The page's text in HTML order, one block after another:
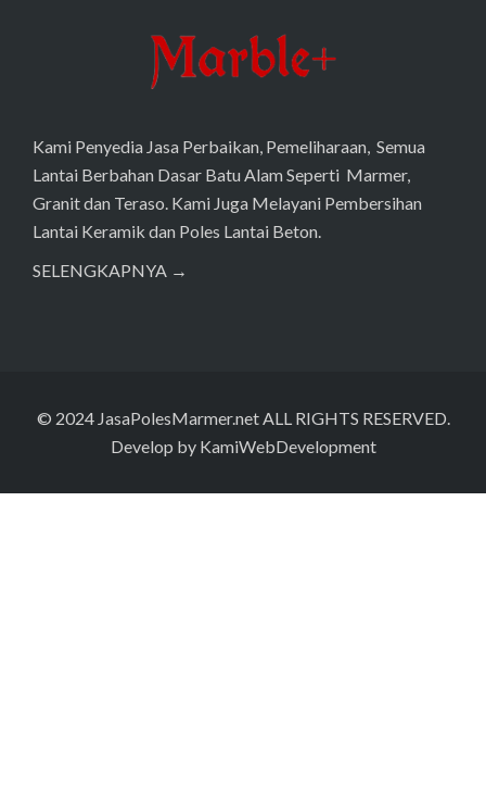
Kami Penyedia Jasa Perbaikan, Pemeliharaan, Semua
Lantai Berbahan Dasar Batu Alam Seperti Marmer,
Granit dan Teraso. Kami Juga Melayani Pembersihan
Lantai Keramik dan Poles Lantai Beton.
SELENGKAPNYA →
© 2024 JasaPolesMarmer.netALL RIGHTS RESERVED.
Develop by KamiWebDevelopment